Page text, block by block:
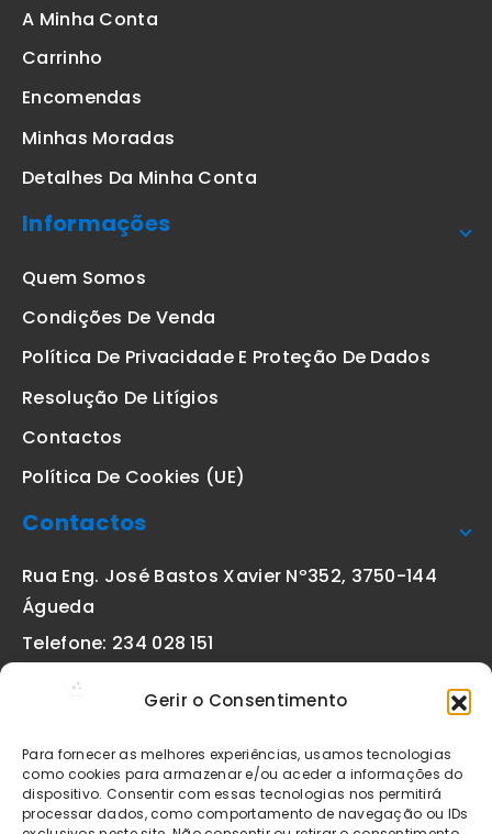
Gerir o Consentimento
Para fornecer as melhores experiências, usamos tecnologias
como cookies para armazenar e/ou aceder a informações do
dispositivo. Consentir com essas tecnologias nos permitirá
processar dados, como comportamento de navegação ou IDs
A Minha Conta
Carrinho
Encomendas
Minhas Moradas
Detalhes Da Minha Conta
Informações
Quem Somos
Condições De Venda
Política De Privacidade E Proteção De Dados
Resolução De Litígios
Contactos
Política De Cookies (UE)
Contactos
Rua Eng. José Bastos Xavier Nº352, 3750-144
Águeda
Telefone: 234 028 151
geral@etiquetas-online.pt
Os preços indicados incluem IVA à taxa legal em vigor. Todos